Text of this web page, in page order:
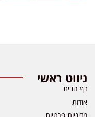
ניווט ראשי
דף הבית
אודות
מדיניות פרטיות